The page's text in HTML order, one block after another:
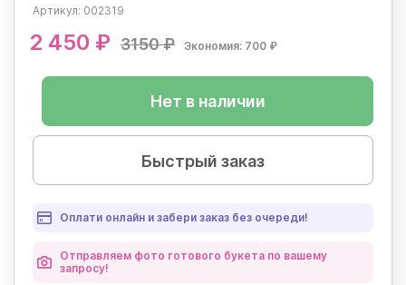
Артикул: 002319
2 450 ₽ 3150 ₽ Экономия: 700 ₽
Нет в наличии
Быстрый заказ
Оплати онлайн и забери заказ без очереди!
Отправляем фото готового букета по вашему
запросу!